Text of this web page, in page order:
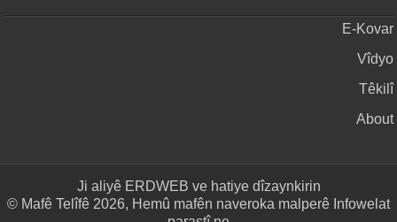
E-Kovar
Vîdyo
Têkilî
About
Ji aliyê ERDWEB ve hatiye dîzaynkirin
© Mafê Telîfê 2026, Hemû mafên naveroka malperê Infowelat